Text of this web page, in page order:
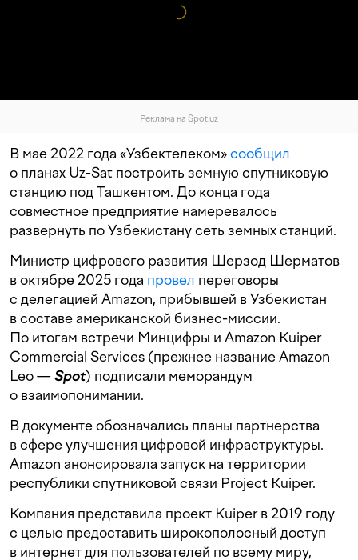
Реклама на Spot.uz
В мае 2022 года «Узбектелеком»сообщил
о планах Uz-Sat построить земную спутниковую
станцию под Ташкентом. До конца года
совместное предприятие намеревалось
развернуть по Узбекистану сеть земных станций.
Министр цифрового развития Шерзод Шерматов
в октябре 2025 года провел переговоры
с делегацией Amazon, прибывшей в Узбекистан
в составе американской бизнес-миссии.
По итогам встречи Минцифры и Amazon Kuiper
Commercial Services (прежнее название Amazon
Leo —Spot) подписали меморандум
о взаимопонимании.
В документе обозначались планы партнерства
в сфере улучшения цифровой инфраструктуры.
Amazon анонсировала запуск на территории
республики спутниковой связи Project Kuiper.
Компания представила проект Kuiper в 2019 году
с целью предоставить широкополосный доступ
в интернет для пользователей по всему миру,